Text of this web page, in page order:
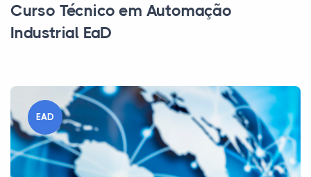
Curso Técnico em Automação
Industrial EaD
EAD